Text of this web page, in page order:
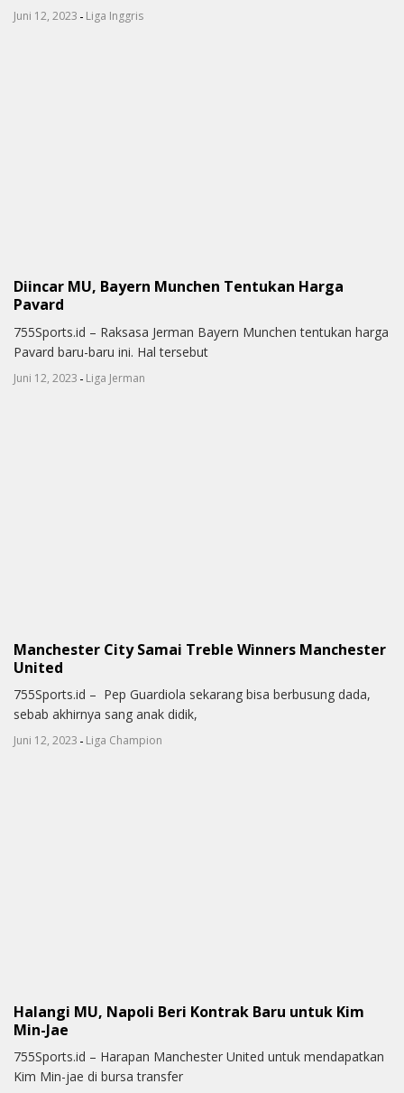
Juni 12, 2023 - Liga Inggris
Diincar MU, Bayern Munchen Tentukan Harga
Pavard
755Sports.id – Raksasa Jerman Bayern Munchen tentukan harga
Pavard baru-baru ini. Hal tersebut
Juni 12, 2023 - Liga Jerman
Manchester City Samai Treble Winners Manchester
United
755Sports.id – Pep Guardiola sekarang bisa berbusung dada,
sebab akhirnya sang anak didik,
Juni 12, 2023 - Liga Champion
Halangi MU, Napoli Beri Kontrak Baru untuk Kim
Min-Jae
755Sports.id – Harapan Manchester United untuk mendapatkan
Kim Min-jae di bursa transfer